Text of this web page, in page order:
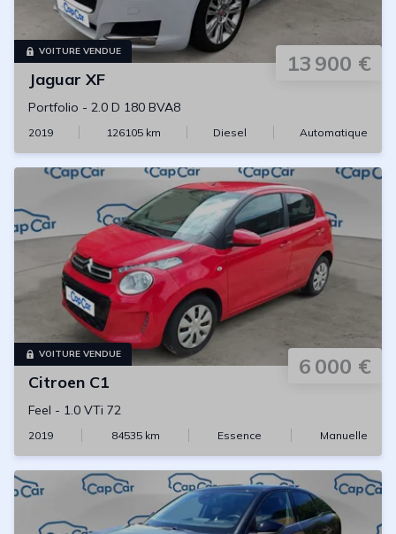
VOITURE VENDUE 13 900 €
Jaguar XF
Portfolio - 2.0 D 180 BVA8
2019 126105km Diesel Automatique
VOITURE VENDUE 6 000 €
Citroen C1
Feel - 1.0 VTi 72
2019 84535km Essence Manuelle